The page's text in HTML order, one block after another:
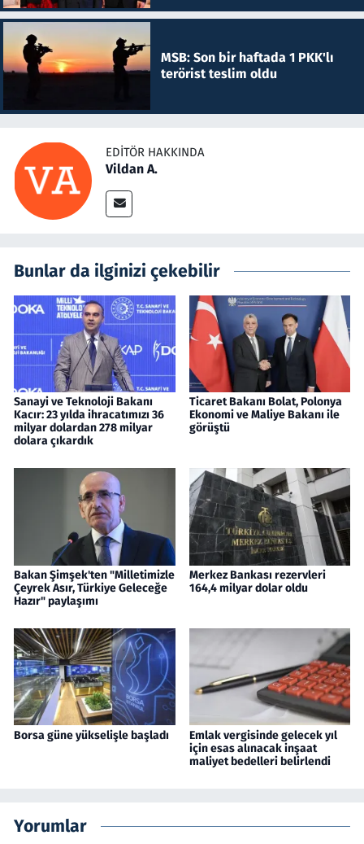
MSB: Son bir haftada 1 PKK'lı
terörist teslim oldu
EDITÖR HAKKINDA
Vildan A.
Bunlar da ilginizi çekebilir
Sanayi ve Teknoloji Bakanı
Kacır: 23 yılda ihracatımızı 36
milyar dolardan 278 milyar
dolara çıkardık
Ticaret Bakanı Bolat, Polonya
Ekonomi ve Maliye Bakanı ile
görüştü
Bakan Şimşek'ten "Milletimizle
Çeyrek Asır, Türkiye Geleceğe
Hazır" paylaşımı
Merkez Bankası rezervleri
164,4 milyar dolar oldu
Borsa güne yükselişle başladı
Emlak vergisinde gelecek yıl
için esas alınacak inşaat
maliyet bedelleri belirlendi
Yorumlar